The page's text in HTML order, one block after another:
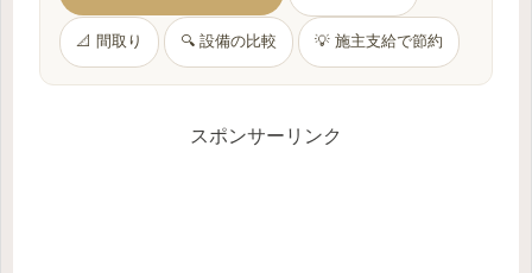
📐 間取り 🔍 設備の比較 💡 施主支給で節約
スポンサーリンク